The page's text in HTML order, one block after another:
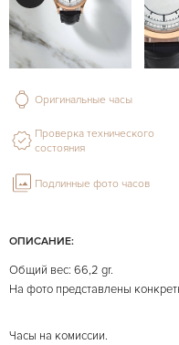
ОПИСАНИЕ:
Общий вес: 66,2 gr.
На фото представлены
Часы на комиссии.
Оригинальные часы
Проверка технического
состояния
Подлинные фото часов